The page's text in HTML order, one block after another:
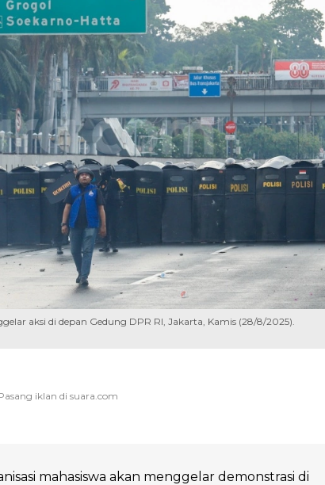
aksi di depan Gedung DPR RI, Jakarta, Kamis (28/8/2025).
mahasiswa akan menggelar demonstrasi di